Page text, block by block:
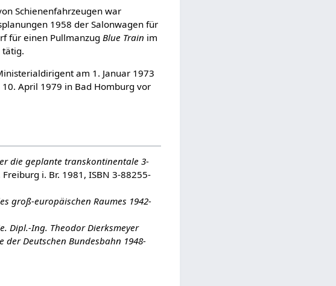
Schienenfahrzeugen war
1958 der Salonwagen für
für einen PullmanzugBlue Train im
tätig.
am 1. Januar 1973
April 1979 in Bad Homburg vor
die geplante transkontinentale 3-
i. Br. 1981, ISBN 3-88255-
groß-europäischen Raumes 1942-
Dipl.-Ing. Theodor Dierksmeyer
der Deutschen Bundesbahn 1948-